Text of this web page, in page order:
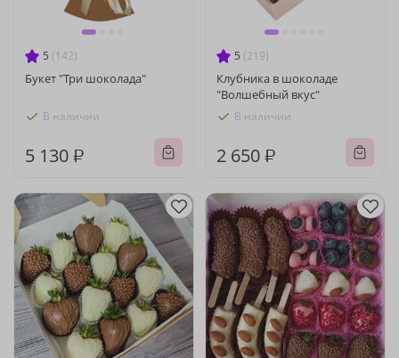
5 (142)
Букет "Три шоколада"
В наличии
5 130 ₽
5 (219)
Клубника в шоколаде
"Волшебный вкус"
В наличии
2 650 ₽